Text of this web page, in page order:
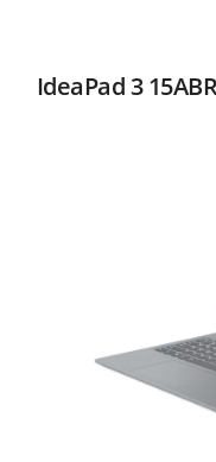
IdeaPad 3